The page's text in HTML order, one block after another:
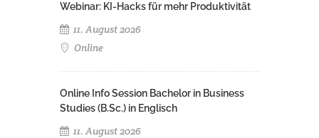
Webinar: KI-Hacks für mehr Produktivität
11. August 2026
Online
Online Info Session Bachelor in Business
Studies (B.Sc.) in Englisch
11. August 2026